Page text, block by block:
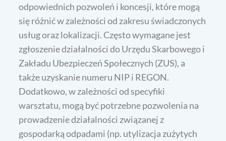
odpowiednich pozwoleń i koncesji, które mogą
się różnić w zależności od zakresu świadczonych
usług oraz lokalizacji. Często wymagane jest
zgłoszenie działalności do Urzędu Skarbowego i
Zakładu Ubezpieczeń Społecznych (ZUS), a
także uzyskanie numeru NIP i REGON.
Dodatkowo, w zależności od specyfiki
warsztatu, mogą być potrzebne pozwolenia na
prowadzenie działalności związanej z
gospodarką odpadami (np. utylizacja zużytych